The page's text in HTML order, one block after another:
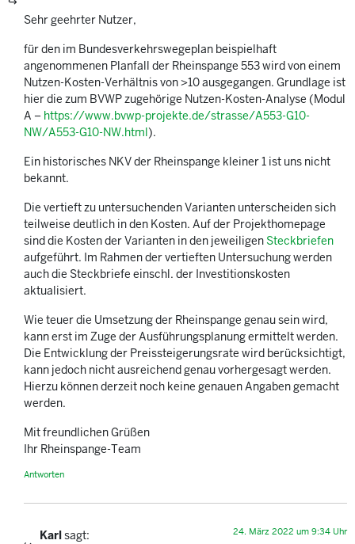
Sehr geehrter Nutzer,
für den im Bundesverkehrswegeplan beispielhaft
angenommenen Planfall der Rheinspange 553 wird von einem
Nutzen-Kosten-Verhältnis von >10 ausgegangen. Grundlage ist
hier die zum BVWP zugehörige Nutzen-Kosten-Analyse (Modul
A – https://www.bvwp-projekte.de/strasse/A553-G10-
NW/A553-G10-NW.html ).
Ein historisches NKV der Rheinspange kleiner 1 ist uns nicht
bekannt.
Die vertieft zu untersuchenden Varianten unterscheiden sich
teilweise deutlich in den Kosten. Auf der Projekthomepage
sind die Kosten der Varianten in den jeweiligen Steckbriefen
aufgeführt. Im Rahmen der vertieften Untersuchung werden
auch die Steckbriefe einschl. der Investitionskosten
aktualisiert.
Wie teuer die Umsetzung der Rheinspange genau sein wird,
kann erst im Zuge der Ausführungsplanung ermittelt werden.
Die Entwicklung der Preissteigerungsrate wird berücksichtigt,
kann jedoch nicht ausreichend genau vorhergesagt werden.
Hierzu können derzeit noch keine genauen Angaben gemacht
werden.
Mit freundlichen Grüßen
Ihr Rheinspange-Team
Antworten
Karl sagt: 24. März 2022 um 9:34 Uhr